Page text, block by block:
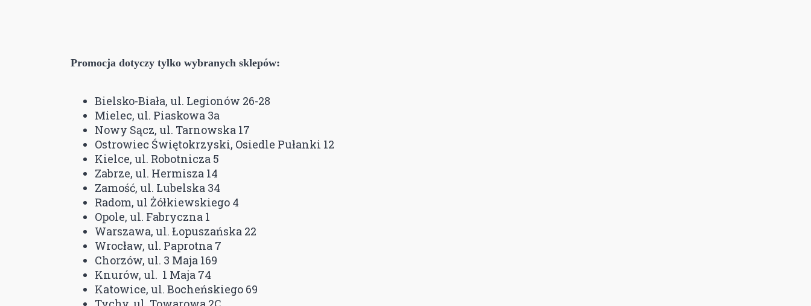
Promocja dotyczy tylko wybranych sklepów:
Bielsko-Biała, ul. Legionów 26-28
Mielec, ul. Piaskowa 3a
Nowy Sącz, ul. Tarnowska 17
Ostrowiec Świętokrzyski, Osiedle Pułanki 12
Kielce, ul. Robotnicza 5
Zabrze, ul. Hermisza 14
Zamość, ul. Lubelska 34
Radom, ul Żółkiewskiego 4
Opole, ul. Fabryczna 1
Warszawa, ul. Łopuszańska 22
Wrocław, ul. Paprotna 7
Chorzów, ul. 3 Maja 169
Knurów, ul. 1 Maja 74
Katowice, ul. Bocheńskiego 69